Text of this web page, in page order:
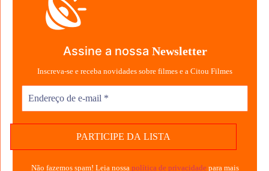
Assine a nossa Newsletter
Inscreva-se e receba novidades sobre filmes e a Citou Filmes
Não fazemos spam! Leia nossa política de privacidade para mais